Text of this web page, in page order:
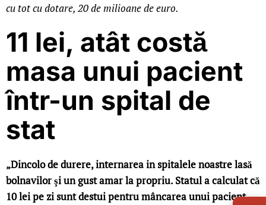
cu tot cu dotare, 20 de milioane de euro.
11 lei, atât costă
masa unui pacient
într-un spital de
stat
„Dincolo de durere, internarea in spitalele noastre lasă
bolnavilor şi un gust amar la propriu. Statul a calculat că
10 lei pe zi sunt destui pentru mâncarea unui pacient,
LIVE